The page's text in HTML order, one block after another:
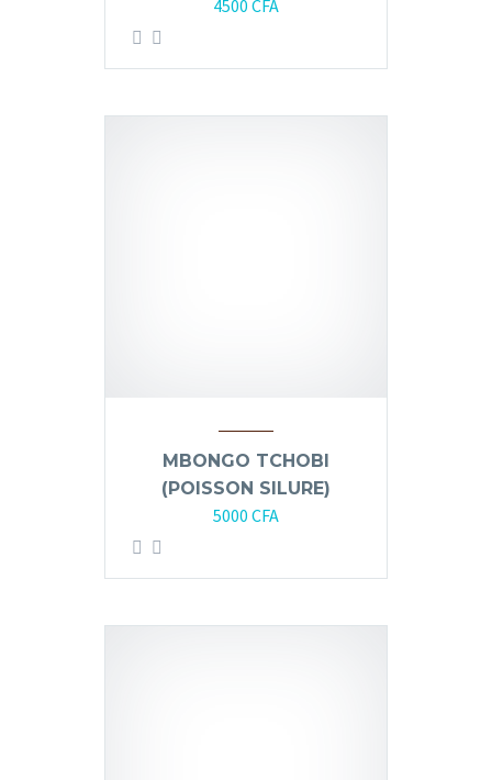
4500 CFA
MBONGO TCHOBI
(POISSON SILURE)
5000 CFA